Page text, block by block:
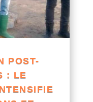
POST-
: LE